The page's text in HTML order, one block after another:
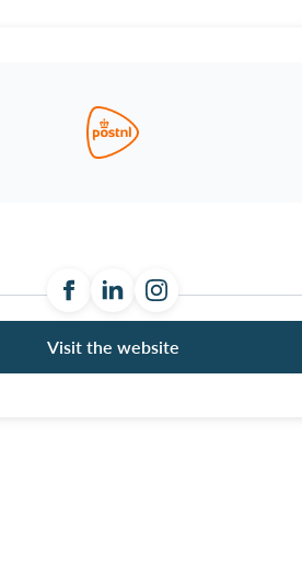
Visit the website